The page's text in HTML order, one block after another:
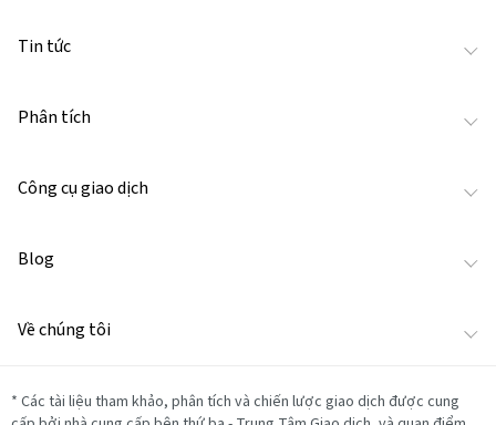
Tin tức
Phân tích
Công cụ giao dịch
Blog
Về chúng tôi
* Các tài liệu tham khảo, phân tích và chiến lược giao dịch được cung